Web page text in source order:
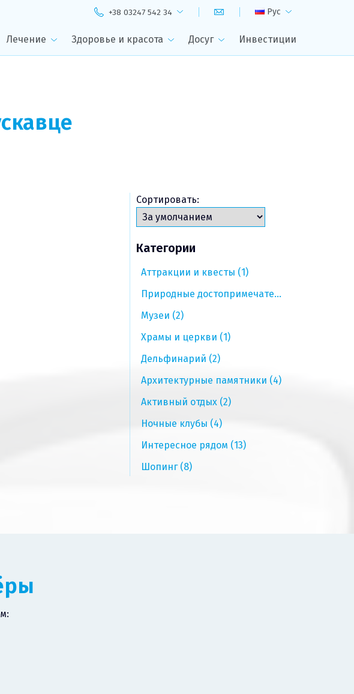
+38 03247 542 34 Рус
Лечение Здоровье и красота Досуг Инвестиции
Сортировать:
Категории
Аттракции и квесты (1)
Природные достопримечательности (2)
Музеи (2)
Храмы и церкви (1)
Дельфинарий (2)
Архитектурные памятники (4)
Активный отдых (2)
Ночные клубы (4)
Интересное рядом (13)
Шопинг (8)